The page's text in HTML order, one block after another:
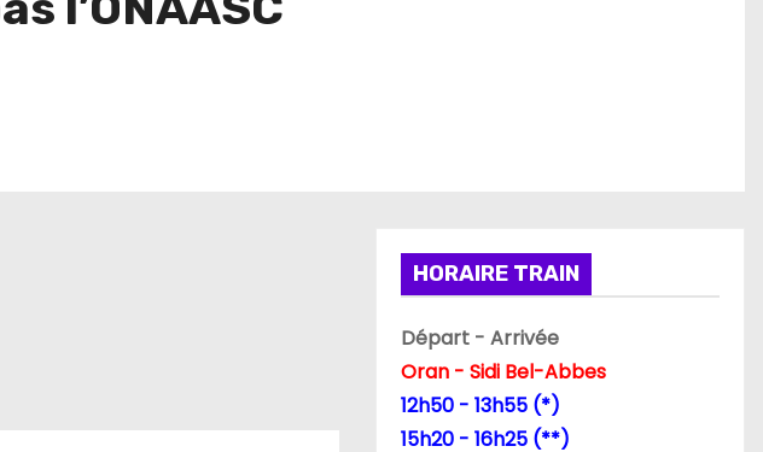
HORAIRE TRAIN
Départ - Arrivée
Oran - Sidi Bel-Abbes
12h50 - 13h55 (*)
15h20 - 16h25 (**)